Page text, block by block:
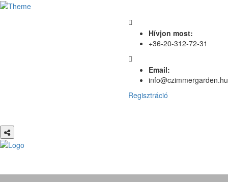
Hívjon most:
+36-20-312-72-31
Email:
info@czimmergarden.hu
Regisztráció